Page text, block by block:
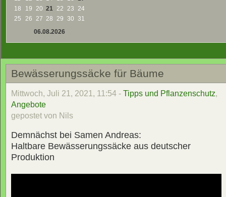
18
19 20 21 22 23 24
25
26 27 28 29 30 31
06.08.2026
Bewässerungssäcke für Bäume
Mittwoch, Juli 21, 2021, 11:54 - Tipps und Pflanzenschutz,
Angebote
gepostet von Nils
Demnächst bei Samen Andreas:
Haltbare Bewässerungssäcke aus deutscher
Produktion